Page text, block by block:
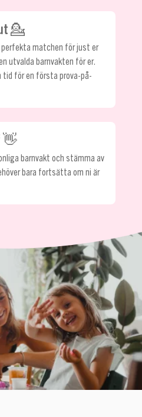
💁
perfekta matchen för just er
utvalda barnvakten för er.
tid för en första prova-på-
👋
barnvakt och stämma av
bara fortsätta om ni är